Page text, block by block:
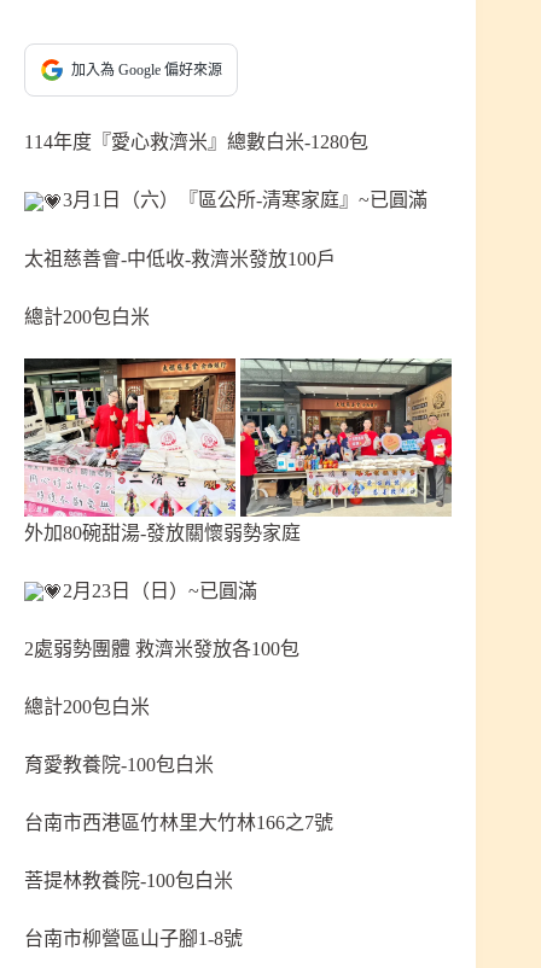
加入為 Google 偏好來源
114年度『愛心救濟米』總數白米-1280包
3月1日（六）『區公所-清寒家庭』~已圓滿
太祖慈善會-中低收-救濟米發放100戶
總計200包白米
外加80碗甜湯-發放關懷弱勢家庭
2月23日（日）~已圓滿
2處弱勢團體 救濟米發放各100包
總計200包白米
育愛教養院-100包白米
台南市西港區竹林里大竹林166之7號
菩提林教養院-100包白米
台南市柳營區山子腳1-8號